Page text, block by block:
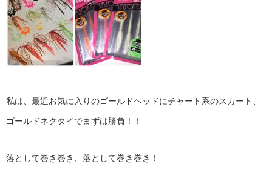
私は、最近お気に入りのゴールドヘッドにチャート系のスカート、
ゴールドネクタイでまずは勝負！！
落として巻き巻き、落として巻き巻き！